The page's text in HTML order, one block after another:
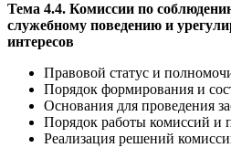
Тема 4.4. Комиссии по
служебному поведению и
интересов
Правовой статус и
Порядок формирования и
Основания для проведения
Порядок работы комиссий и
Реализация решений